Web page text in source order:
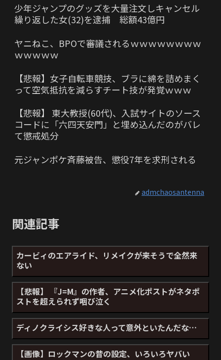
少年ジャンプのグッズを大量注文しキャンセル
繰り返した女(32)を逮捕 総額43億円
ヤニねこ、BPOで審議されるｗｗｗｗｗｗｗｗ
ｗｗｗｗｗ
【悲報】女子自転車競技、ブラに綿を詰めまく
って空気抵抗を減らすチート技が発覚ｗｗｗ
【悲報】 東大教授(60代)、入試サイトのソース
コードに「六四天安門」と埋め込んだのがバレ
て懲戒処分
元ジャンポケ斉藤被告、懲役7年を求刑される
admchaosantenna
関連記事
カービィのエアライド、リメイクが来そうで全然来
ない
【悲報】 『J=M』の作者、アニメ化ポストがネタポ
ストを超えられず咽び泣く
ディノクライシス好きな人って意外といたんだな…
【画像】ロックマンの昔の設定、いろいろヤバい